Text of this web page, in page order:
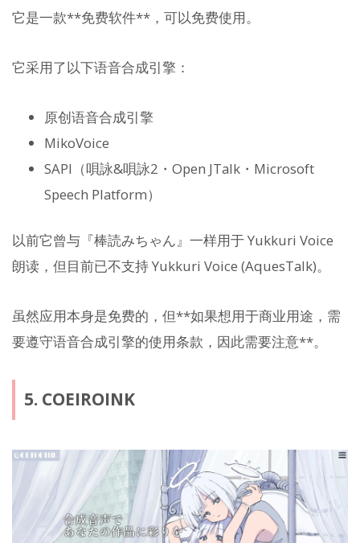
它是一款**免费软件**，可以免费使用。
它采用了以下语音合成引擎：
原创语音合成引擎
MikoVoice
SAPI（唄詠&唄詠2・Open JTalk・Microsoft
Speech Platform）
以前它曾与『棒読みちゃん』一样用于 Yukkuri Voice
朗读，但目前已不支持 Yukkuri Voice (AquesTalk)。
虽然应用本身是免费的，但**如果想用于商业用途，需
要遵守语音合成引擎的使用条款，因此需要注意**。
5. COEIROINK